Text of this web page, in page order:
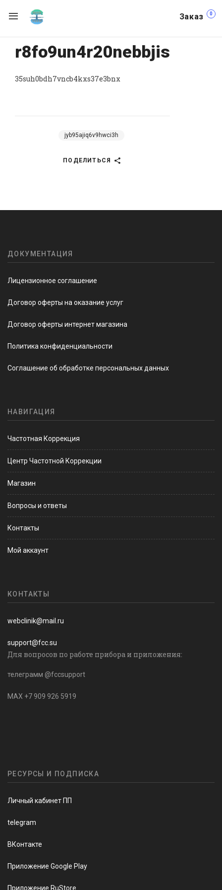
Заказ 0
r8fo9un4r20nebbjis
35suh0bdh7vncb4kxs37e3bnx
jyb95ajiq6v9hwci3h
ПОДЕЛИТЬСЯ
ДОКУМЕНТАЦИЯ
Лицензионное соглашение
Договор оферты на оказание услуг
Договор оферты интернет магазина
Политика конфиденциальности
Соглашение об обработке персональных данных
НАВИГАЦИЯ
Частотная Коррекция
Центр Частотной Коррекции
Магазин
Вопросы и ответы
Контакты
Мой аккаунт
КОНТАКТЫ
webclinik@mail.ru
support@fcc.su
Для вопросов по работе прибора и приложения:
телеграмм @fccsupport
MAX +7 909 926 5919
РЕСУРСЫ И ПОДПИСКА
Личный кабинет ПП
telegram
ВКонтакте
Приложение Google Play
Приложение RuStore